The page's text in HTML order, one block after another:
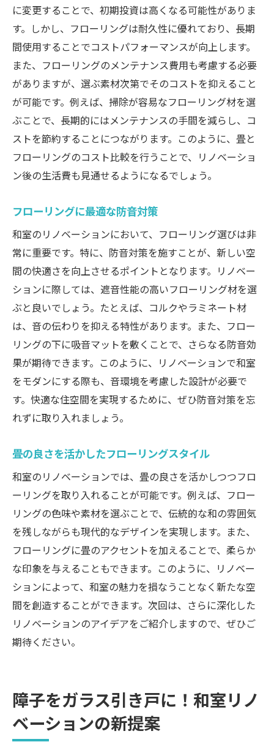
に変更することで、初期投資は高くなる可能性がありま
す。しかし、フローリングは耐久性に優れており、長期
間使用することでコストパフォーマンスが向上します。
また、フローリングのメンテナンス費用も考慮する必要
がありますが、選ぶ素材次第でそのコストを抑えること
が可能です。例えば、掃除が容易なフローリング材を選
ぶことで、長期的にはメンテナンスの手間を減らし、コ
ストを節約することにつながります。このように、畳と
フローリングのコスト比較を行うことで、リノベーショ
ン後の生活費も見通せるようになるでしょう。
フローリングに最適な防音対策
和室のリノベーションにおいて、フローリング選びは非
常に重要です。特に、防音対策を施すことが、新しい空
間の快適さを向上させるポイントとなります。リノベー
ションに際しては、遮音性能の高いフローリング材を選
ぶと良いでしょう。たとえば、コルクやラミネート材
は、音の伝わりを抑える特性があります。また、フロー
リングの下に吸音マットを敷くことで、さらなる防音効
果が期待できます。このように、リノベーションで和室
をモダンにする際も、音環境を考慮した設計が必要で
す。快適な住空間を実現するために、ぜひ防音対策を忘
れずに取り入れましょう。
畳の良さを活かしたフローリングスタイル
和室のリノベーションでは、畳の良さを活かしつつフロ
ーリングを取り入れることが可能です。例えば、フロー
リングの色味や素材を選ぶことで、伝統的な和の雰囲気
を残しながらも現代的なデザインを実現します。また、
フローリングに畳のアクセントを加えることで、柔らか
な印象を与えることもできます。このように、リノベー
ションによって、和室の魅力を損なうことなく新たな空
間を創造することができます。次回は、さらに深化した
リノベーションのアイデアをご紹介しますので、ぜひご
期待ください。
障子をガラス引き戸に！和室リノ
ベーションの新提案